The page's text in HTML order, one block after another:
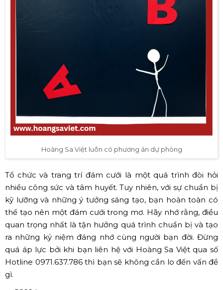
Hoàng Sa Việt luôn có phương án dự phòng
Tổ chức và trang trí đám cưới là một quá trình đòi hỏi
nhiều công sức và tâm huyết. Tuy nhiên, với sự chuẩn bị
kỹ lưỡng và những ý tưởng sáng tạo, bạn hoàn toàn có
thể tạo nên một đám cưới trong mơ. Hãy nhớ rằng, điều
quan trọng nhất là tận hưởng quá trình chuẩn bị và tạo
ra những kỷ niệm đáng nhớ cùng người bạn đời. Đừng
quá áp lực bởi khi bạn liên hệ với Hoàng Sa Việt qua số
Hotline 0971.637.786 thì bạn sẽ không cần lo đến vấn đề
gì.